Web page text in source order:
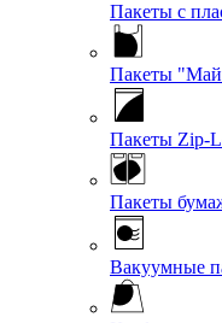
Пакеты с
Пакеты
Пакеты Zip-
Пакеты
Вакуумные